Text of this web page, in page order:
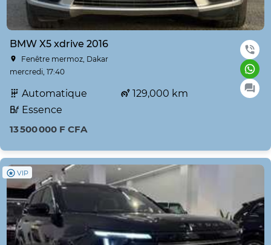
BMW X5 xdrive 2016
Fenêtre mermoz, Dakar
mercredi, 17:40
Automatique
129,000 km
Essence
13 500 000 F CFA
VIP